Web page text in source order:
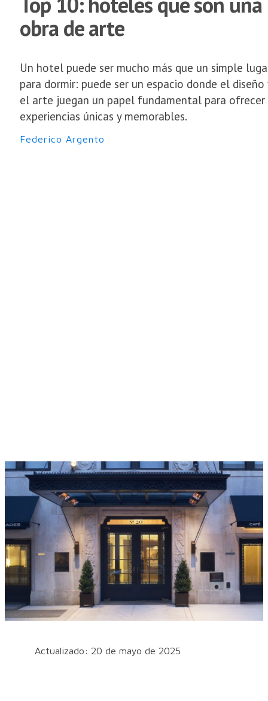
obra de arte
Un hotel puede ser mucho más que un simple
para dormir: puede ser un espacio donde el diseño
el arte juegan un papel fundamental para ofrecer
experiencias únicas y memorables.
Federico Argento
Actualizado: 20 de mayo de 2025